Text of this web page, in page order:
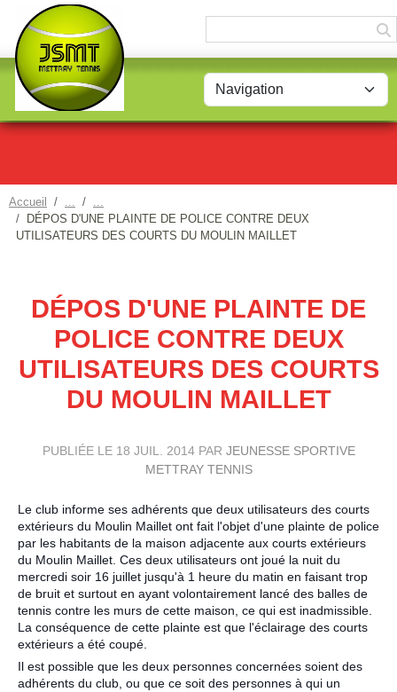
Accueil
DÉPOS D'UNE PLAINTE DE POLICE CONTRE DEUX
UTILISATEURS DES COURTS DU MOULIN MAILLET
DÉPOS D'UNE PLAINTE DE
POLICE CONTRE DEUX
UTILISATEURS DES COURTS
DU MOULIN MAILLET
PUBLIÉE LE 18 JUIL. 2014PAR JEUNESSE SPORTIVE
METTRAY TENNIS
Le club informe ses adhérents que deux utilisateurs des courts
extérieurs du Moulin Maillet ont fait l'objet d'une plainte de police
par les habitants de la maison adjacente aux courts extérieurs
du Moulin Maillet. Ces deux utilisateurs ont joué la nuit du
mercredi soir 16 juillet jusqu'à 1 heure du matin en faisant trop
de bruit et surtout en ayant volontairement lancé des balles de
tennis contre les murs de cette maison, ce qui est inadmissible.
La conséquence de cette plainte est que l'éclairage des courts
extérieurs a été coupé.
Il est possible que les deux personnes concernées soient des
adhérents du club, ou que ce soit des personnes à qui un
Panneau de gestion des cookies